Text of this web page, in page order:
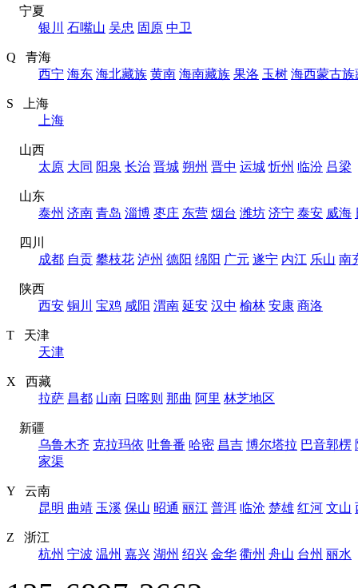
宁夏
银川
石嘴山 吴忠 固原 中卫
Q 青海
西宁 海东 海北藏族 黄南 海南藏族 果洛 玉树 海西蒙古族
S 上海
上海
山西
太原 大同 阳泉 长治 晋城 朔州 晋中 运城 忻州 临汾 吕梁
山东
泰州 济南 青岛 淄博 枣庄 东营 烟台 潍坊 济宁 泰安 威海
四川
成都 自贡 攀枝花 泸州 德阳 绵阳 广元 遂宁 内江 乐山 南
陕西
西安 铜川 宝鸡 咸阳 渭南 延安 汉中 榆林 安康 商洛
T 天津
天津
X 西藏
拉萨 昌都 山南 日喀则 那曲 阿里 林芝地区
新疆
乌鲁木齐 克拉玛依 吐鲁番 哈密 昌吉 博尔塔拉 巴音郭楞
家渠
Y 云南
昆明 曲靖 玉溪 保山 昭通 丽江 普洱 临沧 楚雄 红河 文山
Z 浙江
杭州 宁波 温州 嘉兴 湖州 绍兴 金华 衢州 舟山 台州 丽水